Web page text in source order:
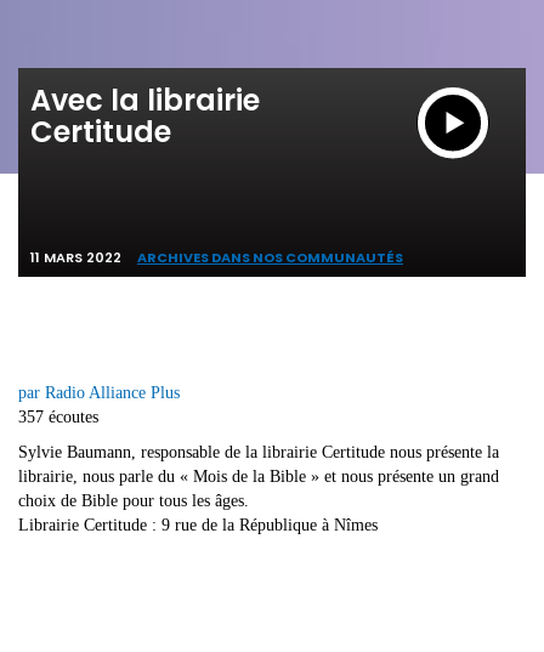
Avec la librairie
Certitude
11 MARS 2022 ARCHIVES DANS NOS COMMUNAUTÉS
par Radio Alliance Plus
357 écoutes
Sylvie Baumann, responsable de la librairie Certitude nous présente la
librairie, nous parle du « Mois de la Bible » et nous présente un grand
choix de Bible pour tous les âges.
Librairie Certitude : 9 rue de la République à Nîmes